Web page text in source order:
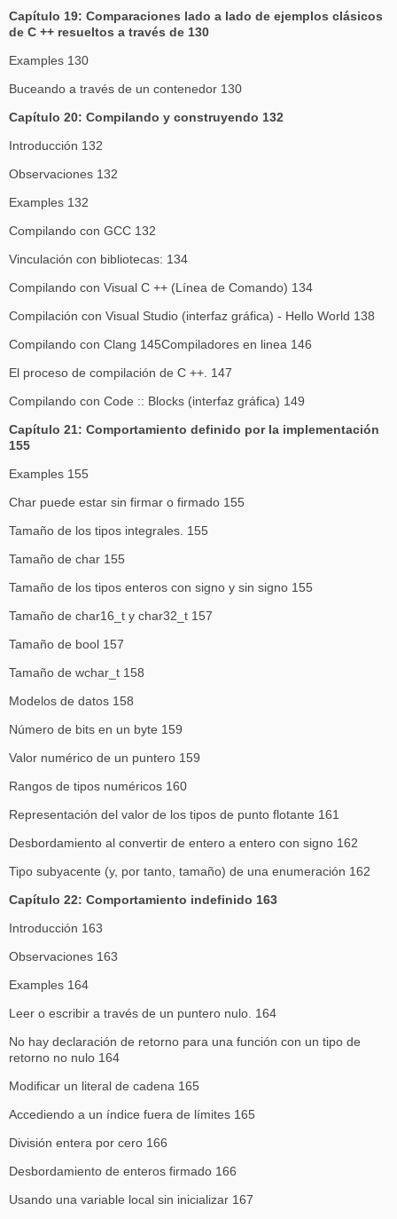
Capítulo 19: Comparaciones lado a lado de ejemplos clásicos
de C ++ resueltos a través de 130
Examples 130
Buceando a través de un contenedor 130
Capítulo 20: Compilando y construyendo 132
Introducción 132
Observaciones 132
Examples 132
Compilando con GCC 132
Vinculación con bibliotecas: 134
Compilando con Visual C ++ (Línea de Comando) 134
Compilación con Visual Studio (interfaz gráfica) - Hello World 138
Compilando con Clang 145Compiladores en linea 146
El proceso de compilación de C ++. 147
Compilando con Code :: Blocks (interfaz gráfica) 149
Capítulo 21: Comportamiento definido por la implementación
155
Examples 155
Char puede estar sin firmar o firmado 155
Tamaño de los tipos integrales. 155
Tamaño de char 155
Tamaño de los tipos enteros con signo y sin signo 155
Tamaño de char16_t y char32_t 157
Tamaño de bool 157
Tamaño de wchar_t 158
Modelos de datos 158
Número de bits en un byte 159
Valor numérico de un puntero 159
Rangos de tipos numéricos 160
Representación del valor de los tipos de punto flotante 161
Desbordamiento al convertir de entero a entero con signo 162
Tipo subyacente (y, por tanto, tamaño) de una enumeración 162
Capítulo 22: Comportamiento indefinido 163
Introducción 163
Observaciones 163
Examples 164
Leer o escribir a través de un puntero nulo. 164
No hay declaración de retorno para una función con un tipo de
retorno no nulo 164
Modificar un literal de cadena 165
Accediendo a un índice fuera de límites 165
División entera por cero 166
Desbordamiento de enteros firmado 166
Usando una variable local sin inicializar 167